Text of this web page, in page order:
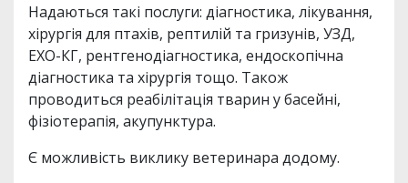
Надаються такі послуги: діагностика, лікування,
хірургія для птахів, рептилій та гризунів, УЗД,
ЕХО-КГ, рентгенодіагностика, ендоскопічна
діагностика та хірургія тощо. Також
проводиться реабілітація тварин у басейні,
фізіотерапія, акупунктура.
Є можливість виклику ветеринара додому.